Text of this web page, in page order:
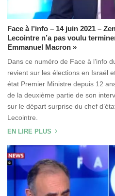
Face à l’info – 14 juin 2021 –
Lecointre n’a pas voulu
Emmanuel Macron »
Dans ce numéro de Face à l’info
revient sur les élections en Israël
état Premier Ministre depuis 12
de la deuxième partie de son
sur le départ surprise du chef
Lecointre.
EN LIRE PLUS